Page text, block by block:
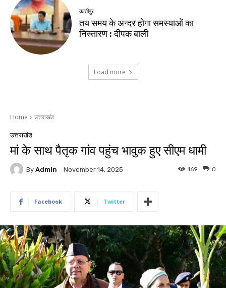
काशीपुर
तय समय के अन्दर होगा समस्याओं का
निस्तारण : दीपक बाली
Load more